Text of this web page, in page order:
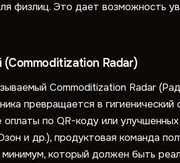
физлиц. Это дает возможность
Radar)
Commoditization Radar
превращается в
по QR-коду или
и др.), продуктовая команда
который должен быть